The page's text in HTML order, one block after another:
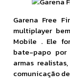
Garena Free
multiplayer
Mobile . Ele
bate-papo
armas
comunicação